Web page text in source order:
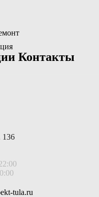
Контакты
136
tula.ru